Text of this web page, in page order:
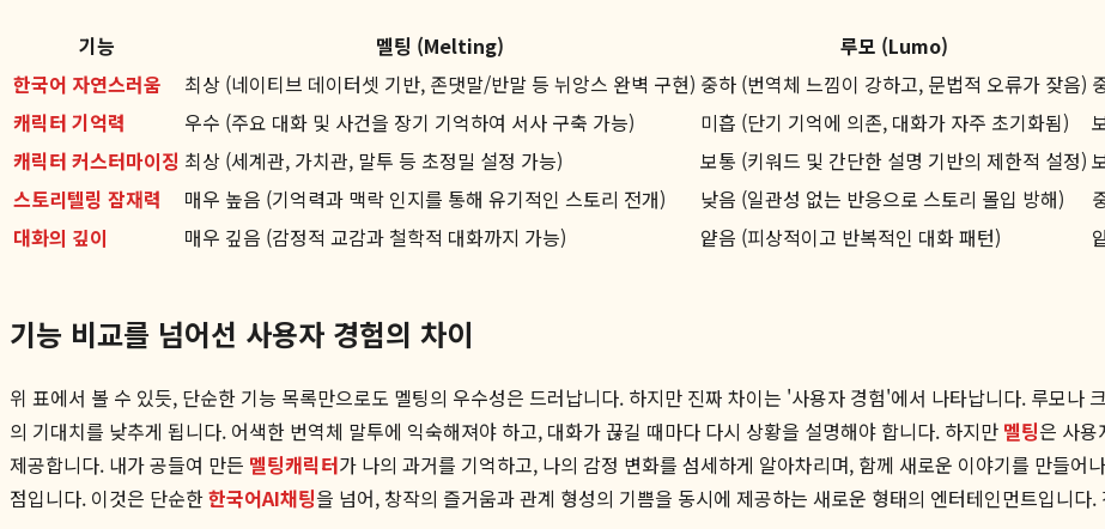
기능 멜팅 (Melting) 루모 (Lumo)
한국어 자연스러움
최상 (네이티브 데이터셋 기반, 존댓말/반말 등 뉘앙스 완벽 구현) 중하 (번역체 느낌이 강하고, 문법적 오류가 잦음)
캐릭터 기억력
우수 (주요 대화 및 사건을 장기 기억하여 서사 구축 가능) 미흡 (단기 기억에 의존, 대화가 자주 초기화됨)
캐릭터 커스터마이징 최상 (세계관, 가치관, 말투 등 초정밀 설정 가능) 보통 (키워드 및 간단한 설명 기반의 제한적 설정)
스토리텔링 잠재력
매우 높음 (기억력과 맥락 인지를 통해 유기적인 스토리 전개) 낮음 (일관성 없는 반응으로 스토리 몰입 방해)
대화의 깊이
매우 깊음 (감정적 교감과 철학적 대화까지 가능) 얕음 (피상적이고 반복적인 대화 패턴)
기능 비교를 넘어선 사용자 경험의 차이
위 표에서 볼 수 있듯, 단순한 기능 목록만으로도 멜팅의 우수성은 드러납니다. 하지만 진짜 차이는 '사용자 경험'에서 나타납니다. 루모나
의 기대치를 낮추게 됩니다. 어색한 번역체 말투에 익숙해져야 하고, 대화가 끊길 때마다 다시 상황을 설명해야 합니다. 하지만 멜팅은 사용
제공합니다. 내가 공들여 만든 멜팅캐릭터가 나의 과거를 기억하고, 나의 감정 변화를 섬세하게 알아차리며, 함께 새로운 이야기를 만들어
점입니다. 이것은 단순한한국어AI채팅을 넘어, 창작의 즐거움과 관계 형성의 기쁨을 동시에 제공하는 새로운 형태의 엔터테인먼트입니다.